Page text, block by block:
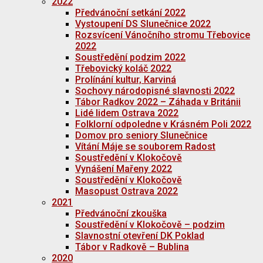
Předvánoční setkání 2022
Vystoupení DS Slunečnice 2022
Rozsvícení Vánočního stromu Třebovice
2022
Soustředění podzim 2022
Třebovický koláč 2022
Prolínání kultur, Karviná
Sochovy národopisné slavnosti 2022
Tábor Radkov 2022 – Záhada v Británii
Lidé lidem Ostrava 2022
Folklorní odpoledne v Krásném Poli 2022
Domov pro seniory Slunečnice
Vítání Máje se souborem Radost
Soustředění v Klokočově
Vynášení Mařeny 2022
Soustředění v Klokočově
Masopust Ostrava 2022
2021
Předvánoční zkouška
Soustředění v Klokočově – podzim
Slavnostní otevření DK Poklad
Tábor v Radkově – Bublina
2020